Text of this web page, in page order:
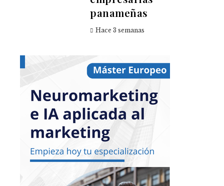
panameñas
Hace 3 semanas